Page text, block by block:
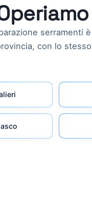
serramenti
con lo